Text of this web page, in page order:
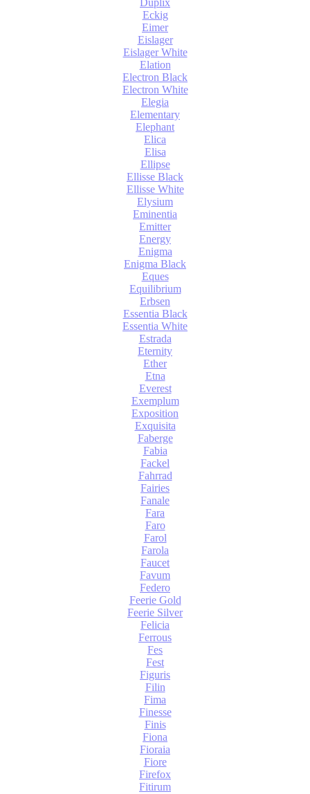
Eckig
Eimer
Eislager
Eislager White
Elation
Electron Black
Electron White
Elegia
Elementary
Elephant
Elica
Elisa
Ellipse
Ellisse Black
Ellisse White
Elysium
Eminentia
Emitter
Energy
Enigma
Enigma Black
Eques
Equilibrium
Erbsen
Essentia Black
Essentia White
Estrada
Eternity
Ether
Etna
Everest
Exemplum
Exposition
Exquisita
Faberge
Fabia
Fackel
Fahrrad
Fairies
Fanale
Fara
Faro
Farol
Farola
Faucet
Favum
Federo
Feerie Gold
Feerie Silver
Felicia
Ferrous
Fes
Fest
Figuris
Filin
Fima
Finesse
Finis
Fiona
Fioraia
Fiore
Firefox
Fitirum